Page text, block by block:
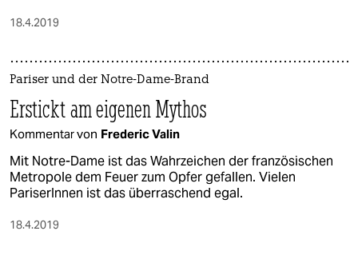
18.4.2019
Pariser und der Notre-Dame-Brand
Erstickt am eigenen Mythos
Kommentar von Frederic Valin
Mit Notre-Dame ist das Wahrzeichen der französischen
Metropole dem Feuer zum Opfer gefallen. Vielen
PariserInnen ist das überraschend egal.
18.4.2019